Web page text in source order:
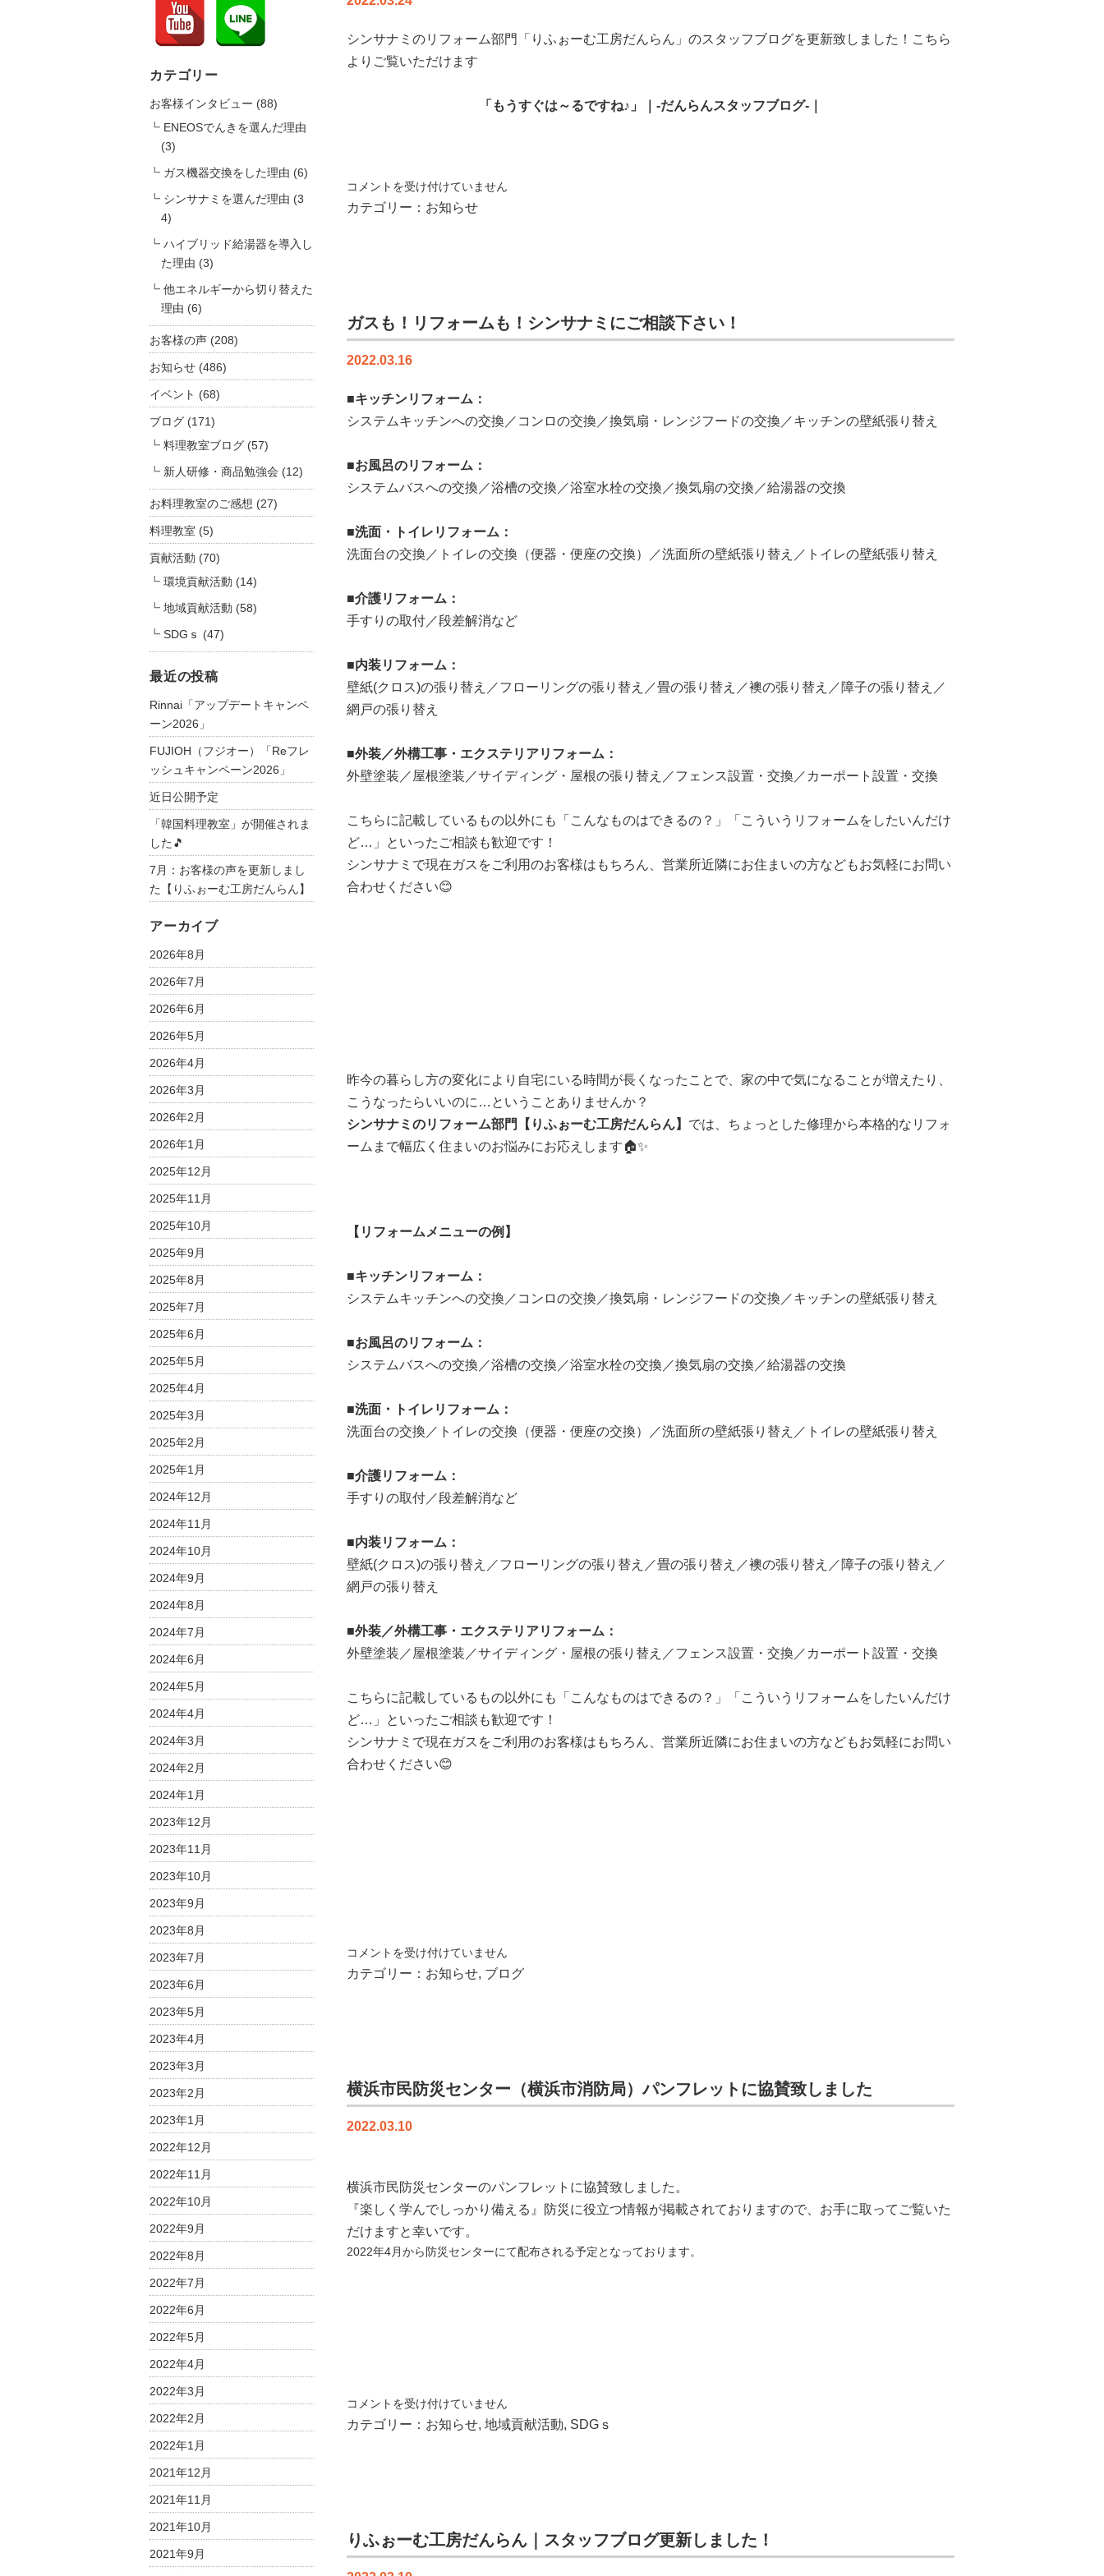
シンサナミのリフォーム部門 「りふぉーむ工房だんらん」 のスタッフブログを更新致しました！こちら
よりご覧いただけます
「もうすぐは～るですね♪」｜-だんらんスタッフブログ-｜
り
ふ
だ
ん
ら
｜
タ
フ
ブ
グ
更
新
ま
し
は
コメントを受け付けていません
カテゴリー： お知らせ
ガスも！リフォームも！シンサナミにご相談下さい！
2022.03.16
■キッチンリフォーム：
システムキッチンへの交換／コンロの交換／換気扇・レンジフードの交換／キッチンの壁紙張り替え
■お風呂のリフォーム：
システムバスへの交換／浴槽の交換／浴室水栓の交換／換気扇の交換／給湯器の交換
■洗面・トイレリフォーム：
洗面台の交換／トイレの交換（便器・便座の交換）／洗面所の壁紙張り替え／トイレの壁紙張り替え
■介護リフォーム：
手すりの取付／段差解消など
■内装リフォーム：
壁紙(クロス)の張り替え／フローリングの張り替え／畳の張り替え／襖の張り替え／障子の張り替え／
網戸の張り替え
■外装／外構工事・エクステリアリフォーム：
外壁塗装／屋根塗装／サイディング・屋根の張り替え／フェンス設置・交換／カーポート設置・交換
こちらに記載しているもの以外にも「こんなものはできるの？」「こういうリフォームをしたいんだけ
ど…」といったご相談も歓迎です！
シンサナミで現在ガスをご利用のお客様はもちろん、営業所近隣にお住まいの方などもお気軽にお問い
合わせください😊
昨今の暮らし方の変化により自宅にいる時間が長くなったことで、家の中で気になることが増えたり、
こうなったらいいのに…ということありませんか？
シンサナミのリフォーム部門【りふぉーむ工房だんらん】 では、ちょっとした修理から本格的なリフォ
ームまで幅広く住まいのお悩みにお応えします🏠✨
【リフォームメニューの例】
■キッチンリフォーム：
システムキッチンへの交換／コンロの交換／換気扇・レンジフードの交換／キッチンの壁紙張り替え
■お風呂のリフォーム：
システムバスへの交換／浴槽の交換／浴室水栓の交換／換気扇の交換／給湯器の交換
■洗面・トイレリフォーム：
洗面台の交換／トイレの交換（便器・便座の交換）／洗面所の壁紙張り替え／トイレの壁紙張り替え
■介護リフォーム：
手すりの取付／段差解消など
■内装リフォーム：
壁紙(クロス)の張り替え／フローリングの張り替え／畳の張り替え／襖の張り替え／障子の張り替え／
網戸の張り替え
■外装／外構工事・エクステリアリフォーム：
外壁塗装／屋根塗装／サイディング・屋根の張り替え／フェンス設置・交換／カーポート設置・交換
こちらに記載しているもの以外にも「こんなものはできるの？」「こういうリフォームをしたいんだけ
ど…」といったご相談も歓迎です！
シンサナミで現在ガスをご利用のお客様はもちろん、営業所近隣にお住まいの方などもお気軽にお問い
合わせください😊
ガ
ス
ム
も！
シ
ナ
ミ
ご
相
コメントを受け付けていません
カテゴリー： お知らせ, ブログ
横浜市民防災センター（横浜市消防局）パンフレットに協賛致しました
2022.03.10
横浜市民防災センターのパンフレットに協賛致しました。
『楽しく学んでしっかり備える』防災に役立つ情報が掲載されておりますので、お手に取ってご覧いた
だけますと幸いです。
2022年4月から防災センターにて配布される予定となっております。
横
浜
ン
タ
ー
コメントを受け付けていません
カテゴリー： お知らせ, 地域貢献活動, SDGｓ
りふぉーむ工房だんらん｜スタッフブログ更新しました！
カテゴリー
お客様インタビュー (88)
ENEOSでんきを選んだ理由
(3)
ガス機器交換をした理由 (6)
シンサナミを選んだ理由 (3
4)
ハイブリッド給湯器を導入し
た理由 (3)
他エネルギーから切り替えた
理由 (6)
お客様の声 (208)
お知らせ (486)
イベント (68)
ブログ (171)
料理教室ブログ(57)
新人研修・商品勉強会 (12)
お料理教室のご感想 (27)
料理教室 (5)
貢献活動 (70)
環境貢献活動 (14)
地域貢献活動 (58)
SDGｓ (47)
最近の投稿
Rinnai「アップデートキャンペ
ーン2026」
FUJIOH（フジオー）「Reフレ
ッシュキャンペーン2026」
近日公開予定
「韓国料理教室」が開催されま
した🎵
7月：お客様の声を更新しまし
た【りふぉーむ工房だんらん】
アーカイブ
2026年8月
2026年7月
2026年6月
2026年5月
2026年4月
2026年3月
2026年2月
2026年1月
2025年12月
2025年11月
2025年10月
2025年9月
2025年8月
2025年7月
2025年6月
2025年5月
2025年4月
2025年3月
2025年2月
2025年1月
2024年12月
2024年11月
2024年10月
2024年9月
2024年8月
2024年7月
2024年6月
2024年5月
2024年4月
2024年3月
2024年2月
2024年1月
2023年12月
2023年11月
2023年10月
2023年9月
2023年8月
2023年7月
2023年6月
2023年5月
2023年4月
2023年3月
2023年2月
2023年1月
2022年12月
2022年11月
2022年10月
2022年9月
2022年8月
2022年7月
2022年6月
2022年5月
2022年4月
2022年3月
2022年2月
2022年1月
2021年12月
2021年11月
2021年10月
2021年9月